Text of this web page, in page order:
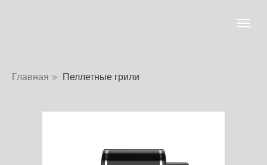
Главная » Пеллетные грили